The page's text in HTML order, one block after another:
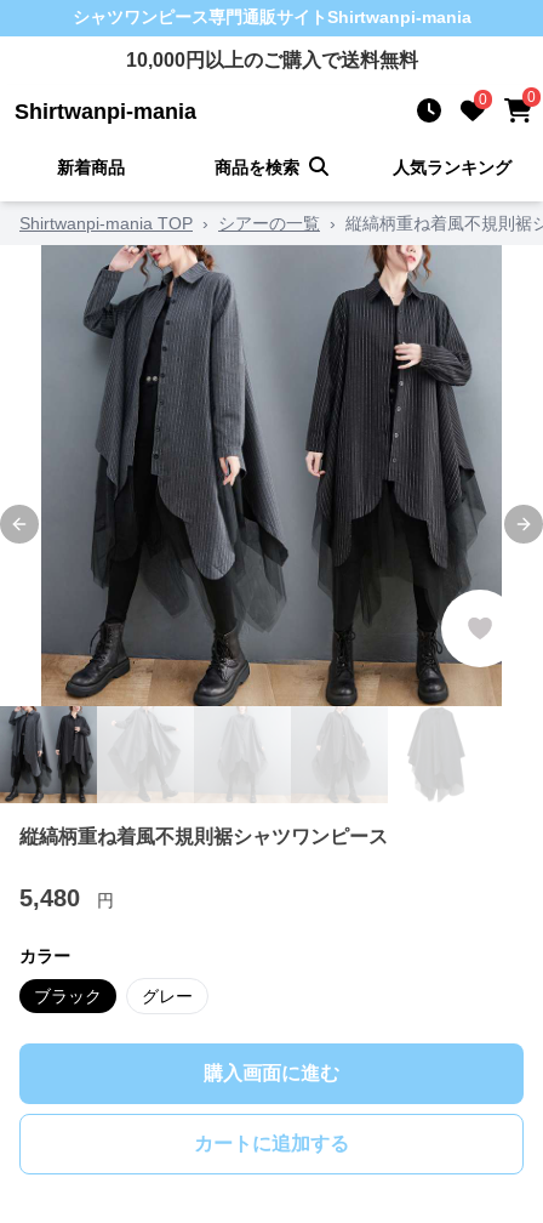
シャツワンピース専門通販サイトShirtwanpi-mania
10,000円以上のご購入で送料無料
Shirtwanpi-mania 0 0
新着商品 商品を検索 人気ランキング
Shirtwanpi-mania TOP › シアーの一覧 › 縦縞柄重ね着風不規則裾
Previous slide
縦縞柄重ね着風不規則裾シャツワンピース
5,480 円
カラー
ブラック グレー
購入画面に進む
カートに追加する